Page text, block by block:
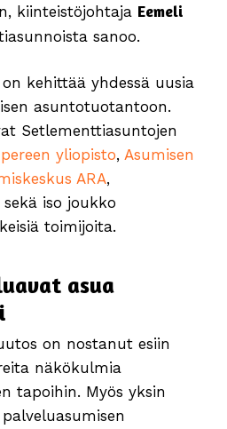
kiinteistöjohtaja Eemeli
sanoo.
kehittää yhdessä uusia
asuntotuotantoon.
Setlementtiasuntojen
yliopisto, Asumisen
ARA,
sekä iso joukko
toimijoita.
asua
on nostanut esiin
näkökulmia
tapoihin. Myös yksin